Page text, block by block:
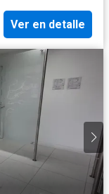
Ver en detalle